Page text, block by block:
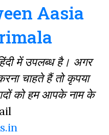
Aasia
में उपलब्ध है। अगर
चाहते हैं तो कृपया
को हम आपके नाम के